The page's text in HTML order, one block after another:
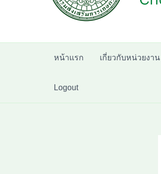
หน้าแรก เกี่ยวกับหน่วยงาน
Logout